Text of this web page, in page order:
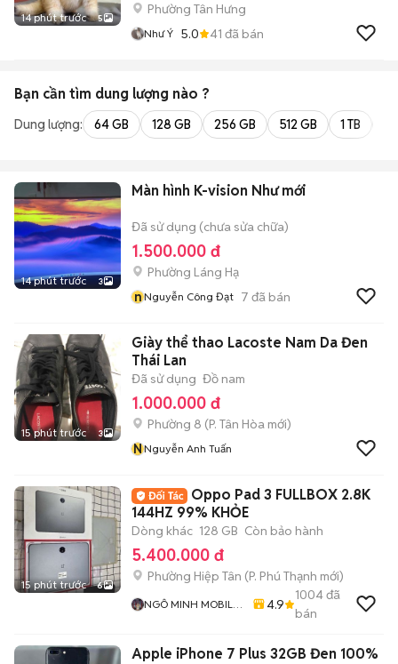
14 phút trước 5
Phường Tân Hưng
Như Ý 5.0 41 đã bán
Bạn cần tìm dung lượng nào ?
Dung lượng: 64 GB 128 GB 256 GB 512 GB 1 TB
14 phút trước 3
Màn hình K-vision Như mới
Đã sử dụng (chưa sửa chữa)
1.500.000 đ
Phường Láng Hạ
nNguyễn Công Đạt 7 đã bán
15 phút trước 3
Giày thể thao Lacoste Nam Da Đen
Thái Lan
Đã sử dụng Đồ nam
1.000.000 đ
Phường 8 (P. Tân Hòa mới)
NNguyễn Anh Tuấn
15 phút trước 6
Oppo Pad 3 FULLBOX 2.8K
144HZ 99% KHỎE
Dòng khác 128 GB Còn bảo hành
5.400.000 đ
Phường Hiệp Tân (P. Phú Thạnh mới)
NGÔ MINH MOBILE
4.9
1004đã
bán
Apple iPhone 7 Plus 32GB Đen 100%